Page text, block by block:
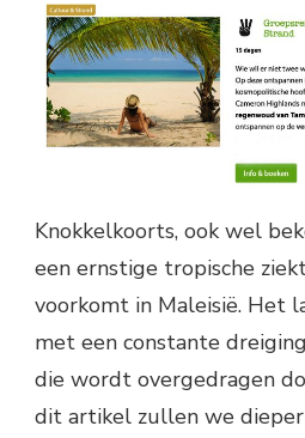
Knokkelkoorts, ook wel
een ernstige tropische
voorkomt in Maleisië. Het
met een constante
die wordt overgedragen
dit artikel zullen we dieper